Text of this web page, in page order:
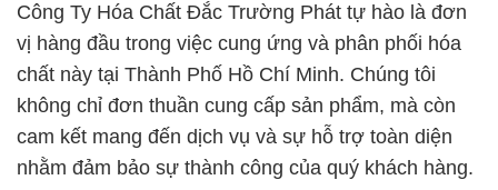
Công Ty Hóa Chất Đắc Trường Phát tự hào là đơn
vị hàng đầu trong việc cung ứng và phân phối hóa
chất này tại Thành Phố Hồ Chí Minh. Chúng tôi
không chỉ đơn thuần cung cấp sản phẩm, mà còn
cam kết mang đến dịch vụ và sự hỗ trợ toàn diện
nhằm đảm bảo sự thành công của quý khách hàng.